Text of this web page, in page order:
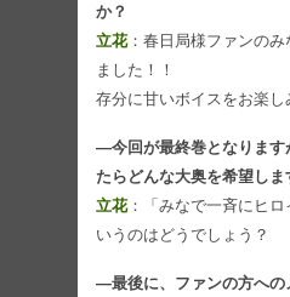
か？
立花：春日局様ファンのみ
ました！！
存分に甘いボイスをお楽し
―今回が最終巻となります
たらどんな大奥を希望しま
立花：「みなで一斉にヒロ
いうのはどうでしょう？
―最後に、ファンの方への